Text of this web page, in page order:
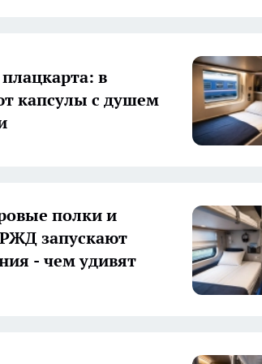
в
капсулы с душем
полки и
запускают
- чем удивят